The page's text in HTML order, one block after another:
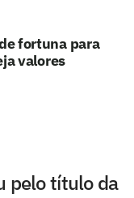
fortuna para
valores
pelo título da